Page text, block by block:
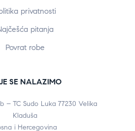
privatnosti
pitanja
Povrat robe
SE NALAZIMO
– TC Sudo Luka 77230 Velika
Kladuša
i Hercegovina